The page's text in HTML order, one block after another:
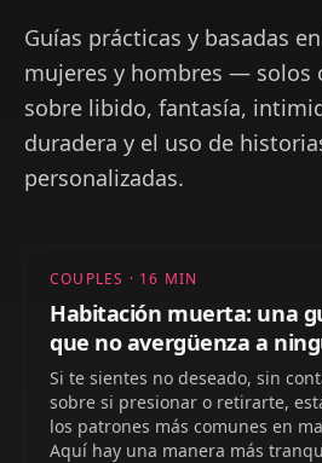
Guías prácticas y basadas
mujeres y hombres — solos
sobre libido, fantasía,
duradera y el uso de
personalizadas.
COUPLES · 16 MIN
Habitación muerta: una
que no avergüenza a
Si te sientes no deseado, sin
sobre si presionar o retirarte,
los patrones más comunes en
Aquí hay una manera más